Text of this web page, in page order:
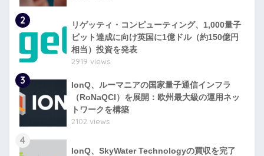
2
リゲッティ・コンピューティング、1,000量子
ビット達成に向け英国に1億ドル（約150億円
相当）投資を発表
2919 views
3
IonQ、ルーマニアの国家量子通信インフラ
（RoNaQCI）を展開：欧州最大級の運用ネッ
トワークを構築
2102 views
4
IonQ、SkyWater Technologyの買収を完了